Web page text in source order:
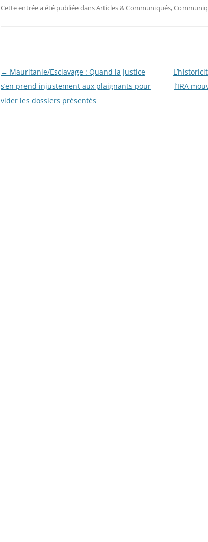
Cette entrée a été publiée dansArticles & Communiqués,
Navigation
des
articles
← Mauritanie/Esclavage : Quand la Justice
s’en prend injustement aux plaignants pour
vider les dossiers présentés
l’IRA